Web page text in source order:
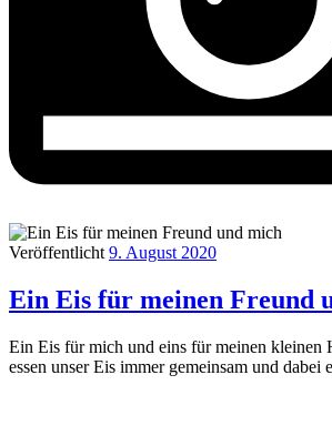
Veröffentlicht9. August 2020
Ein Eis für meinen Freund
Ein Eis für mich und eins für meinen kleinen
essen unser Eis immer gemeinsam und